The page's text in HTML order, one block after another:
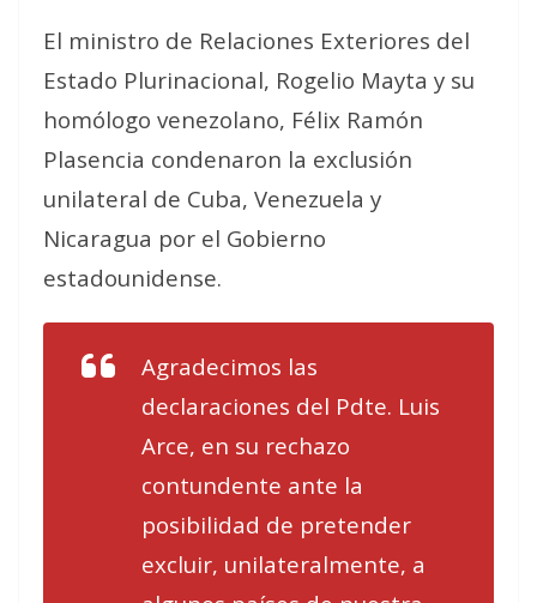
El ministro de Relaciones Exteriores del
Estado Plurinacional, Rogelio Mayta y su
homólogo venezolano, Félix Ramón
Plasencia condenaron la exclusión
unilateral de Cuba, Venezuela y
Nicaragua por el Gobierno
estadounidense.
Agradecimos las
declaraciones del Pdte. Luis
Arce, en su rechazo
contundente ante la
posibilidad de pretender
excluir, unilateralmente, a